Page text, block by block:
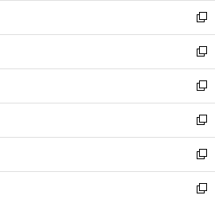
く
で
開
く
ド
ウ
で
開
く
ィ
ン
ド
ウ
で
開
く
し
い
ウ
ィ
ン
ド
ウ
で
開
く
新
し
い
ウ
ィ
ン
ド
ウ
で
開
く
新
し
い
ウ
ィ
ン
ド
ウ
で
新
し
い
ウ
ィ
ン
ド
新
し
い
ウ
ィ
新
し
い
新